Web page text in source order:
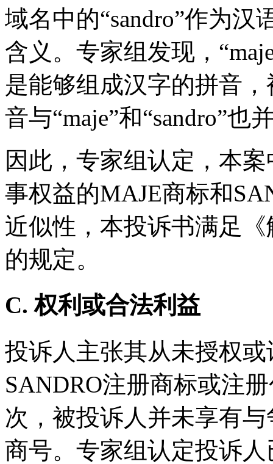
域名中的“sandro”作为汉
含义。专家组发现，
是能够组成汉字的拼音
音与“maje”和“sandro”也
因此，专家组认定，本
事权益的MAJE商标和
近似性，本投诉书满足
的规定。
C. 权利或合法利益
投诉人主张其从未授权
SANDRO注册商标或注
次，被投诉人并未享有
商号。专家组认定投诉